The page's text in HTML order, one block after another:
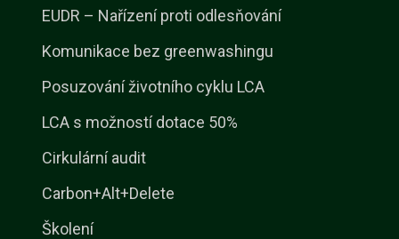
EUDR – Nařízení proti odlesňování
Komunikace bez greenwashingu
Posuzování životního cyklu LCA
LCA s možností dotace 50%
Cirkulární audit
Carbon+Alt+Delete
Školení